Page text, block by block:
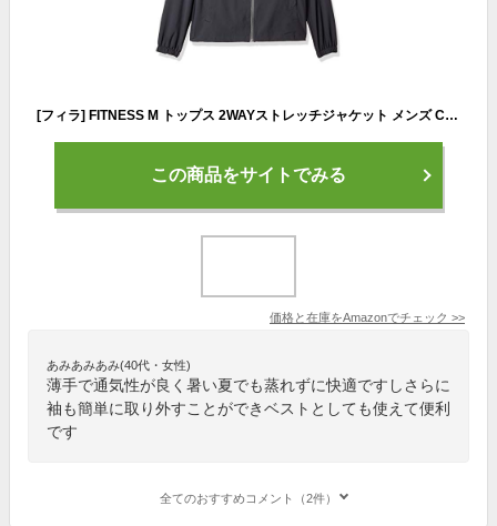
[フィラ] FITNESS M トップス 2WAYストレッチジャケット メンズ CGY 日本 M (日本サイズM相当)
この商品をサイトでみる
価格と在庫をAmazonでチェック >>
あみあみあみ(40代・女性)
薄手で通気性が良く暑い夏でも蒸れずに快適ですしさらに
袖も簡単に取り外すことができベストとしても使えて便利
です
全てのおすすめコメント（2件）